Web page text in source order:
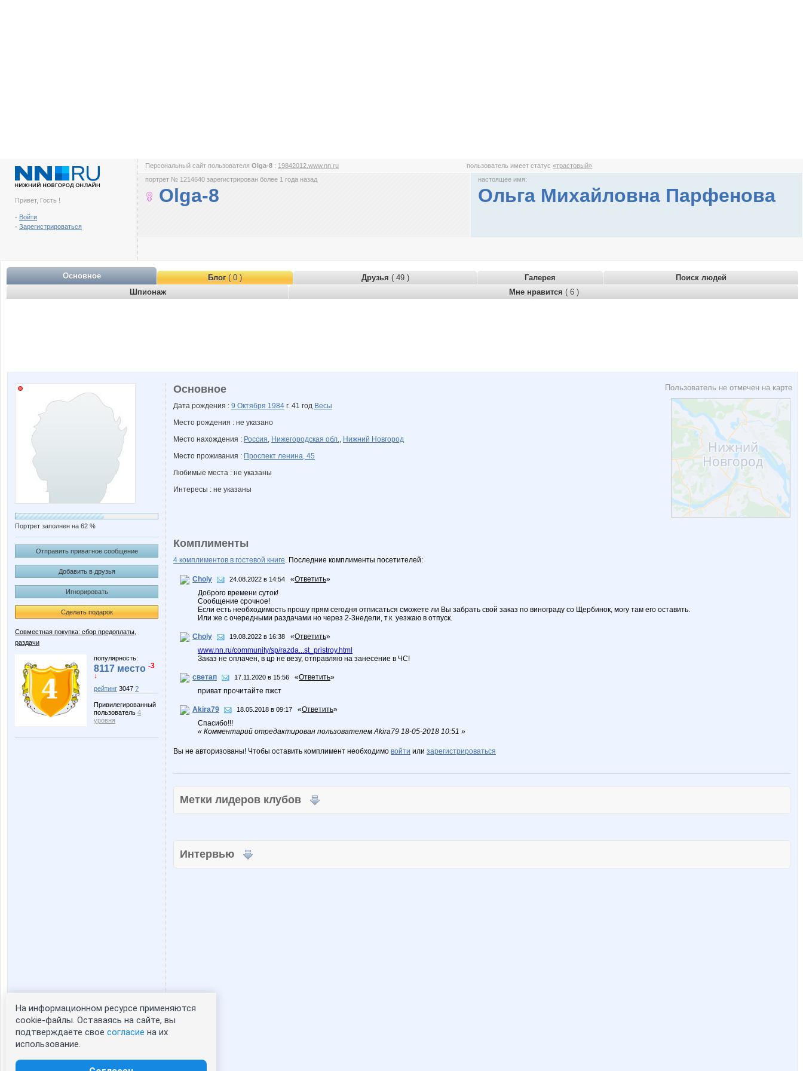
Привет, Гость !
- Войти
- Зарегистрироваться
Персональный сайт пользователя Olga-8 : 19842012.www.nn.ru пользователь имеет статус«трастовый»
портрет № 1214640 зарегистрирован более 1 года назад
Olga-8
настоящее имя:
Ольга Михайловна Парфенова
Основное Блог( 0 ) Друзья ( 49 ) Галерея
Поиск людей
Шпионаж
Мне нравится ( 6 )
Портрет заполнен на 62 %
Отправить приватное сообщение
Добавить в друзья
Игнорировать
Сделать подарок
Совместная покупка: сбор предоплаты,
раздачи
популярность:
8117 место -3
↓
рейтинг 3047 ?
Привилегированный
пользователь 4
уровня
Статистика портрета:
сейчас просматривают портрет - 0
зарегистрированные пользователи
Пользователь не отмечен на карте
Основное
Дата рождения : 9 Октября 1984 г. 41 год Весы
Место рождения : не указано
Место нахождения : Россия, Нижегородская обл., Нижний Новгород
Место проживания : Проспект ленина, 45
Любимые места : не указаны
Интересы : не указаны
Комплименты
4 комплиментов в гостевой книге. Последние комплименты посетителей:
Choly 24.08.2022 в 14:54 «Ответить»
Доброго времени суток!
Сообщение срочное!
Если есть необходимость прошу прям сегодня отписаться сможете ли Вы забрать свой заказ по винограду со Щербинок, могу там его оставить.
Или же с очередными раздачами но через 2-3недели, т.к. уезжаю в отпуск.
Choly 19.08.2022 в 16:38 «Ответить»
www.nn.ru/community/sp/razda...st_pristroy.html
Заказ не оплачен, в цр не везу, отправляю на занесение в ЧС!
светап 17.11.2020 в 15:56 «Ответить»
приват прочитайте пжст
Akira79 18.05.2018 в 09:17 «Ответить»
Спасибо!!!
« Комментарий отредактирован пользователем Akira79 18-05-2018 10:51 »
Вы не авторизованы! Чтобы оставить комплимент необходимо войти или зарегистрироваться
Метки лидеров клубов
Интервью
На информационном ресурсе применяются
cookie-файлы. Оставаясь на сайте, вы
подтверждаете свое согласие на их
использование.